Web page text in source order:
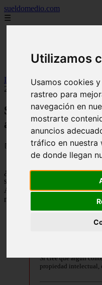
Utilizamos
Usamos cookies
rastreo para
navegación en
mostrarte
anuncios
tráfico en nuestra
de donde llegan
sueldomedio.com
☰
empresas
famosos
Inicio
sueldos > Sueldo
2026
Sueldo medio en
actualizados 2026
📅 04/09/2025
¿Estas pensando entrabajar
saber los sueldos mensuales
Aquí te mostramos cuanto es
muchos sueldos más:
Sueldo medio en
Si cree que algún
propiedad intelectual,